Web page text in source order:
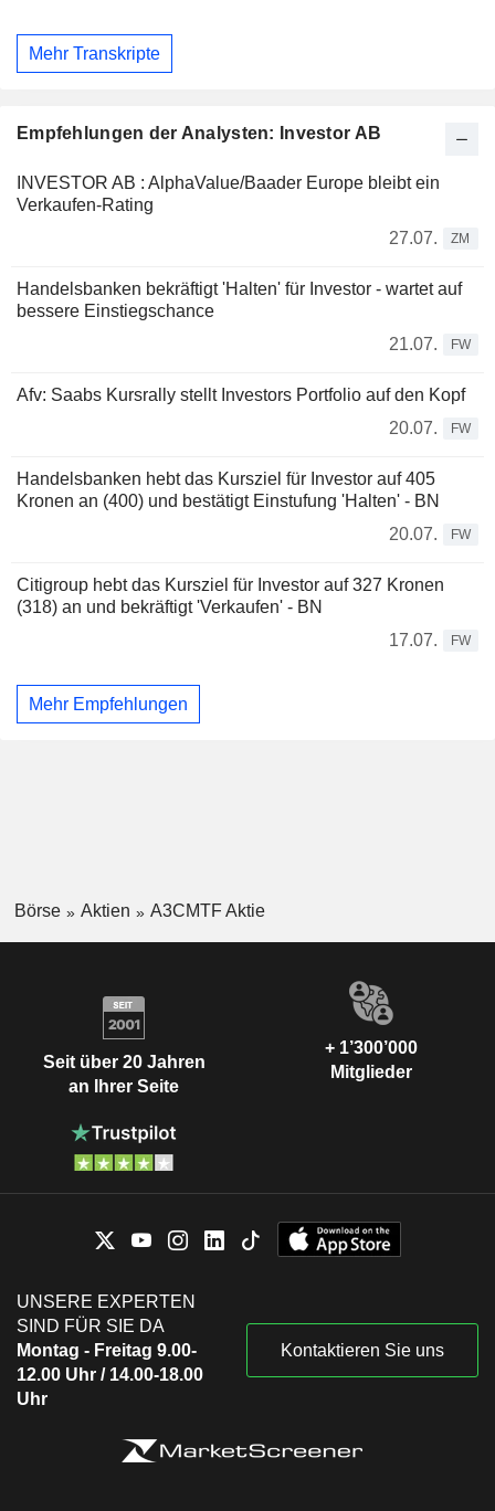
Mehr Transkripte
Empfehlungen der Analysten: Investor AB
INVESTOR AB : AlphaValue/Baader Europe bleibt ein
Verkaufen-Rating
27.07.
ZM
Handelsbanken bekräftigt 'Halten' für Investor - wartet auf
bessere Einstiegschance
21.07.
FW
Afv: Saabs Kursrally stellt Investors Portfolio auf den Kopf
20.07.
FW
Handelsbanken hebt das Kursziel für Investor auf 405
Kronen an (400) und bestätigt Einstufung 'Halten' - BN
20.07.
FW
Citigroup hebt das Kursziel für Investor auf 327 Kronen
(318) an und bekräftigt 'Verkaufen' - BN
17.07.
FW
Mehr Empfehlungen
Börse Aktien A3CMTF Aktie
Seit über 20 Jahren
an Ihrer Seite
+ 1’300’000
Mitglieder
UNSERE EXPERTEN
SIND FÜR SIE DA
Montag - Freitag 9.00-
12.00 Uhr / 14.00-18.00
Uhr
Kontaktieren Sie uns